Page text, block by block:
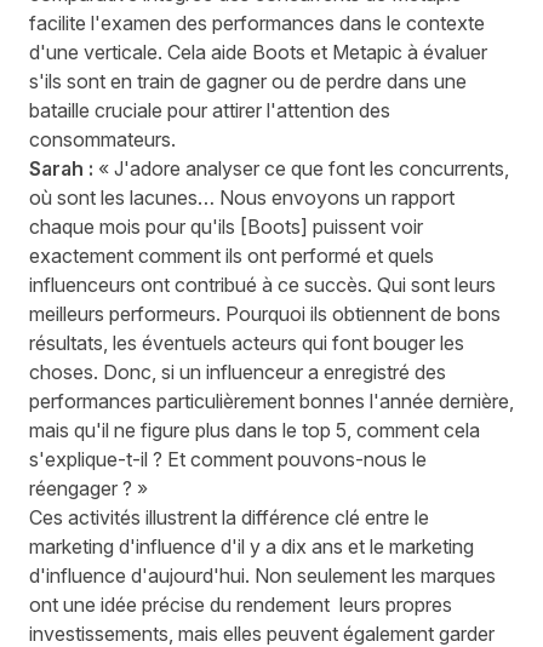
facilite l'examen des performances dans le contexte
d'une verticale. Cela aide Boots et Metapic à évaluer
s'ils sont en train de gagner ou de perdre dans une
bataille cruciale pour attirer l'attention des
consommateurs.
Sarah : « J'adore analyser ce que font les concurrents,
où sont les lacunes… Nous envoyons un rapport
chaque mois pour qu'ils [Boots] puissent voir
exactement comment ils ont performé et quels
influenceurs ont contribué à ce succès. Qui sont leurs
meilleurs performeurs. Pourquoi ils obtiennent de bons
résultats, les éventuels acteurs qui font bouger les
choses. Donc, si un influenceur a enregistré des
performances particulièrement bonnes l'année dernière,
mais qu'il ne figure plus dans le top 5, comment cela
s'explique-t-il ? Et comment pouvons-nous le
réengager ? »
Ces activités illustrent la différence clé entre le
marketing d'influence d'il y a dix ans et le marketing
d'influence d'aujourd'hui. Non seulement les marques
ont une idée précise du rendement leurs propres
investissements, mais elles peuvent également garder